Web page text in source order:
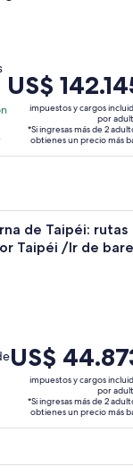
El
precio
es
US$ 142.145.
US$
impuestos y cargos
por
*Si ingresas más de 2
obtienes un precio más
de té Pinglin de...
de Taipéi: rutas
Taipéi /Ir de
El
precio
US$ 44.873.
adulto*
US$
impuestos y cargos
por
*Si ingresas más de 2
obtienes un precio más
Taipéi: rutas de